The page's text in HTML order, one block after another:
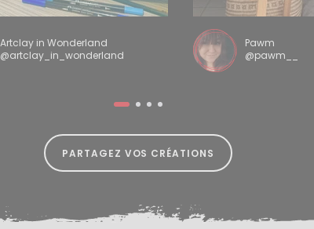
Artclay in Wonderland
@artclay_in_wonderland
Pawm
@pawm__
PARTAGEZ VOS CRÉATIONS